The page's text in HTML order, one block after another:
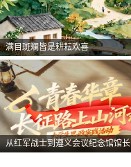
满目斑斓皆是耕耘欢喜
从红军战士到遵义会议纪念馆馆长